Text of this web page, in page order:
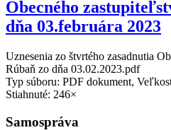
Obecného
dňa 03.februára 2023
Uznesenia zo štvrtého zasadnutia
Rúbaň zo dňa 03.02.2023.pdf
Typ súboru: PDF dokument,
Stiahnuté: 246×
Samospráva